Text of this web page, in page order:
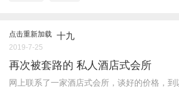
点击重新加载 十九
2019-7-25
再次被套路的 私人酒店式会所
网上联系了一家酒店式会所，谈好的价格，到